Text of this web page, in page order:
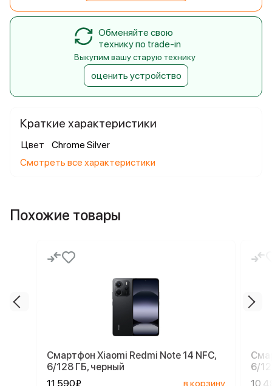
Краткие характеристики
Цвет
Chrome Silver
Смотреть все характеристики
Обменяйте свою
технику по trade-in
Выкупим вашу старую технику
оценить устройство
Похожие товары
Смартфон Xiaomi Redmi Note 14 NFC,
6/128 ГБ, черный
11 590₽
в корзину
6/
10